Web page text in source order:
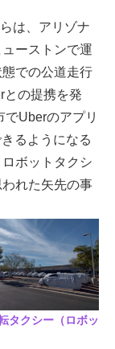
は、アリゾナ
ーストンで運
での公道走行
との提携を発
Uberのアプリ
るようになる
ロボットタクシ
れた矢先の事
タクシー（ロボッ